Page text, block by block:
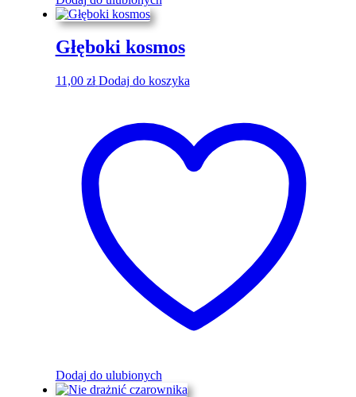
Głęboki kosmos
11,00 zł Dodaj do koszyka
Dodaj do ulubionych